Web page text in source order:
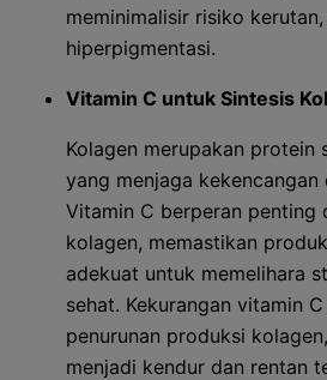
meminimalisir risiko
hiperpigmentasi.
Vitamin C untuk Sintesis
Kolagen merupakan protein
yang menjaga
Vitamin C berperan penting
kolagen, memastikan
adekuat untuk memelihara
sehat. Kekurangan vitamin
penurunan produksi
menjadi kendur dan rentan